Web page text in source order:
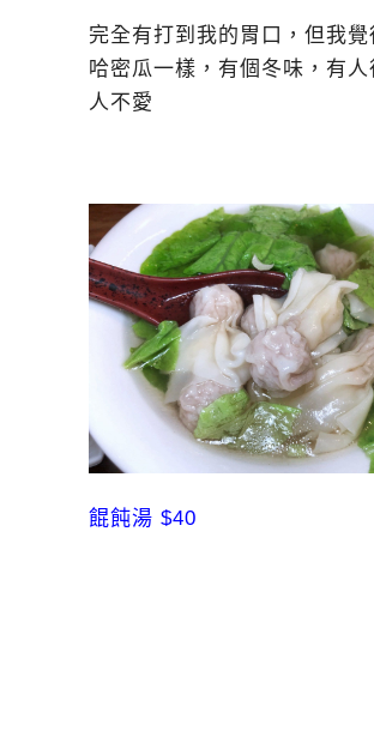
完全有打到我的胃口，但我覺
哈密瓜一樣，有個冬味，有人
人不愛
餛飩湯 $40